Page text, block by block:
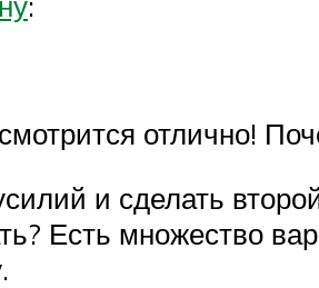
отлично!
и сделать
Есть множество